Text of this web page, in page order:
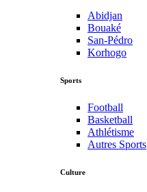
Abidjan
Bouaké
San-Pédro
Korhogo
Sports
Football
Basketball
Athlétisme
Autres Sports
Culture